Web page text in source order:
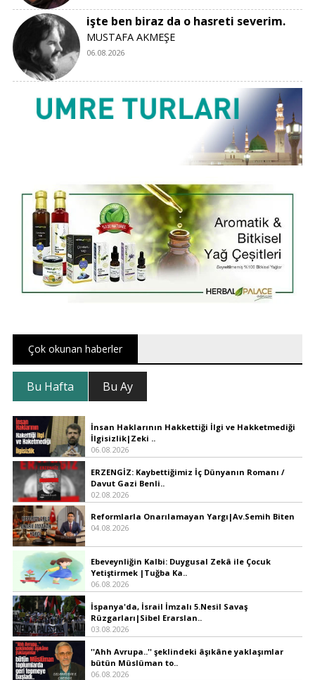
işte ben biraz da o hasreti severim.
MUSTAFA AKMEŞE
06.08.2026
Çok okunan haberler
Bu Hafta Bu Ay
İnsan Haklarının Hakkettiği İlgi ve Hakketmediği
İlgisizlik|Zeki ..
06.08.2026
ERZENGİZ: Kaybettiğimiz İç Dünyanın Romanı /
Davut Gazi Benli..
02.08.2026
Reformlarla Onarılamayan Yargı|Av.Semih Biten
04.08.2026
Ebeveynliğin Kalbi: Duygusal Zekâ ile Çocuk
Yetiştirmek |Tuğba Ka..
06.08.2026
İspanya'da, İsrail İmzalı 5.Nesil Savaş
Rüzgarları|Sibel Erarslan..
03.08.2026
''Ahh Avrupa..'' şeklindeki âşıkâne yaklaşımlar
bütün Müslüman to..
06.08.2026